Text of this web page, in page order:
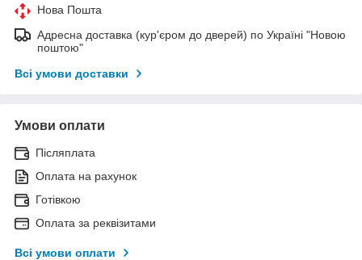
Нова Пошта
Адресна доставка (кур'єром до дверей) по Україні "Новою
поштою"
Всі умови доставки
Умови оплати
Післяплата
Оплата на рахунок
Готівкою
Оплата за реквізитами
Всі умови оплати